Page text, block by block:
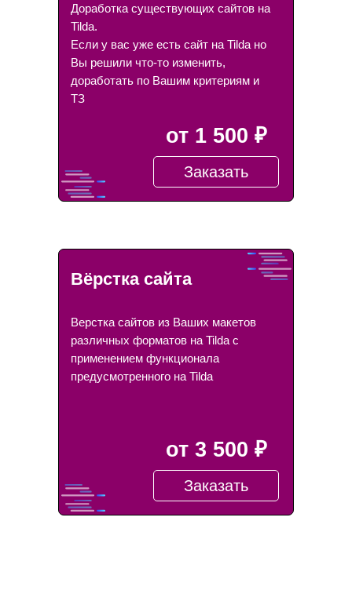
Доработка существующих сайтов на
Tilda.
Если у вас уже есть сайт на Tilda но
Вы решили что-то изменить,
доработать по Вашим критериям и
ТЗ
от 1 500 ₽
Заказать
Вёрстка сайта
Верстка сайтов из Ваших макетов
различных форматов на Tilda с
применением функционала
предусмотренного на Tilda
от 3 500 ₽
Заказать